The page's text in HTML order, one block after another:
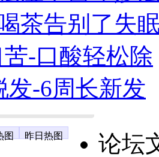
茶告别了失
-口酸轻松除
发-6周长新发
图 昨日热图
论坛